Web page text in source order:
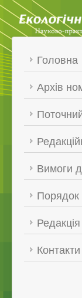
Головна
Архів
Вимоги
Порядок
Редакція
Контакти